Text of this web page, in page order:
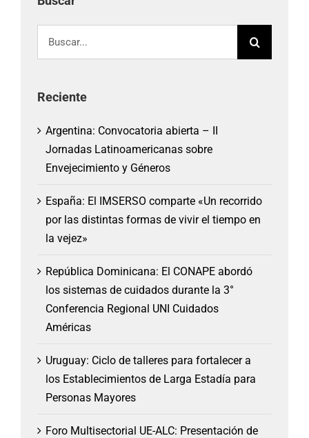
Reciente
Argentina: Convocatoria abierta – II
Jornadas Latinoamericanas sobre
Envejecimiento y Géneros
España: El IMSERSO comparte «Un recorrido
por las distintas formas de vivir el tiempo en
la vejez»
República Dominicana: El CONAPE abordó
los sistemas de cuidados durante la 3°
Conferencia Regional UNI Cuidados
Américas
Uruguay: Ciclo de talleres para fortalecer a
los Establecimientos de Larga Estadía para
Personas Mayores
Foro Multisectorial UE-ALC: Presentación de